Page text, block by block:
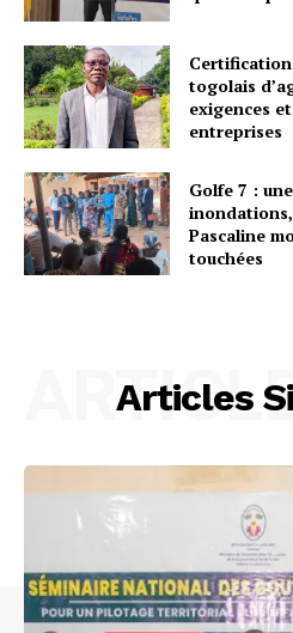
togolais
exigences
entreprises
Golfe 7 :
inondations,
Pascaline
touchées
Articles